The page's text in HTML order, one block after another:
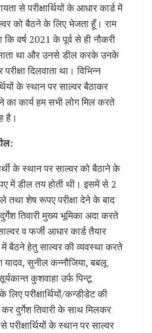
से परीक्षार्थियों के आधार कार्ड में
को बैठने के लिए भेजता हूँ। राम
वर्ष 2021 के पूर्व से ही नौकरी
था और उनसे डील करके उनके
दिलवाता था। विभिन्न
के स्थान पर साल्वर बैठाकर
का कार्य हम सभी लोग मिल करते
है।
के स्थान पर साल्वर को बैठाने के
में डील तय होती थी। इसमें से 2
तथा शेष रूपए परीक्षा देने के बाद
तिवारी मुख्य भूमिका अदा करते
व फर्जी आधार कार्ड तैयार
में बैठने हेतु साल्वर की व्यवस्था करते
यादव, सुनील कन्नौजिया, बबलू
कुशवाहा उर्फ पिन्टू
लिए परीक्षार्थियों/कन्डीडेट की
दुर्गेश तिवारी के साथ मिलकर
के स्थान पर साल्वर